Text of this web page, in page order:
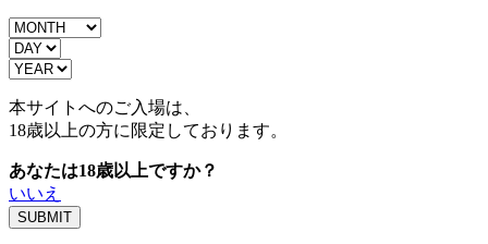
本サイトへのご入場は、
18歳以上の方に限定しております。
あなたは18歳以上ですか？
いいえ